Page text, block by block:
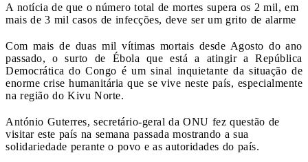
A notícia de que o número total de mortes supera os 2 mil, em
mais de 3 mil casos de infecções, deve ser um grito de alarme
Com mais de duas mil vítimas mortais desde Agosto do ano
passado, o surto de Ébola que está a atingir a República
Democrática do Congo é um sinal inquietante da situação de
enorme crise humanitária que se vive neste país, especialmente
na região do Kivu Norte.
António Guterres, secretário-geral da ONU fez questão de
visitar este país na semana passada mostrando a sua
solidariedade perante o povo e as autoridades do país.